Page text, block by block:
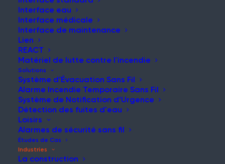
Interface eau
Interface médicale
Interface de maintenance
Lien
REACT
Matériel de lutte contre l'incendie
Solutions
Système d’Évacuation Sans Fil
Alarme Incendie Temporaire Sans Fil
Système de Notification d’Urgence
Détection des fuites d'eau
Loisirs
Alarmes de sécurité sans fil
Études de Cas
Industries
La construction
Le travail sur les chantiers de
construction à ossature bois
présente des risques de
sécurité inhérents, les éléments
hautement combustibles
nécessitant des solutions qui
garantissent la protection des
travailleurs et de leur
environnement à tout moment.